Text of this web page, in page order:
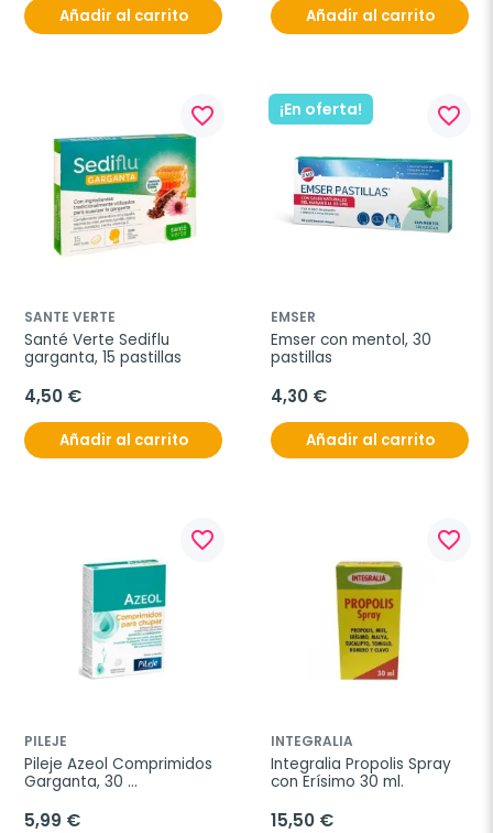
Añadir al carrito Añadir al carrito
favorite_border
SANTE VERTE
Santé Verte Sediflu
garganta, 15 pastillas
4,50 €
Añadir al carrito
¡En oferta! favorite_border
EMSER
Emser con mentol, 30
pastillas
4,30 €
Añadir al carrito
favorite_border
PILEJE
Pileje Azeol Comprimidos
Garganta, 30
5,99 €
favorite_border
INTEGRALIA
Integralia Propolis Spray
con Erísimo 30 ml.
15,50 €